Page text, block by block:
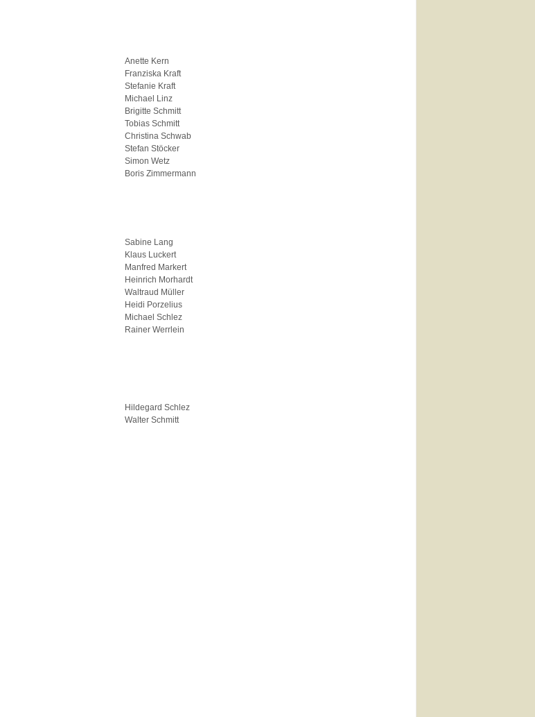
Anette Kern
Franziska Kraft
Stefanie Kraft
Michael Linz
Brigitte Schmitt
Tobias Schmitt
Christina Schwab
Stefan Stöcker
Simon Wetz
Boris Zimmermann
Sabine Lang
Klaus Luckert
Manfred Markert
Heinrich Morhardt
Waltraud Müller
Heidi Porzelius
Michael Schlez
Rainer Werrlein
Hildegard Schlez
Walter Schmitt